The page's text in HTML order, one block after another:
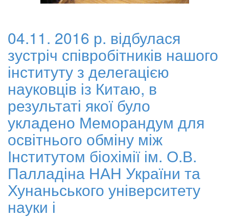
04.11. 2016 р. відбулася
зустріч співробітників нашого
інституту з делегацією
науковців із Китаю, в
результаті якої було
укладено Меморандум для
освітнього обміну між
Інститутом біохімії ім. О.В.
Палладіна НАН України та
Хунаньського університету
науки і